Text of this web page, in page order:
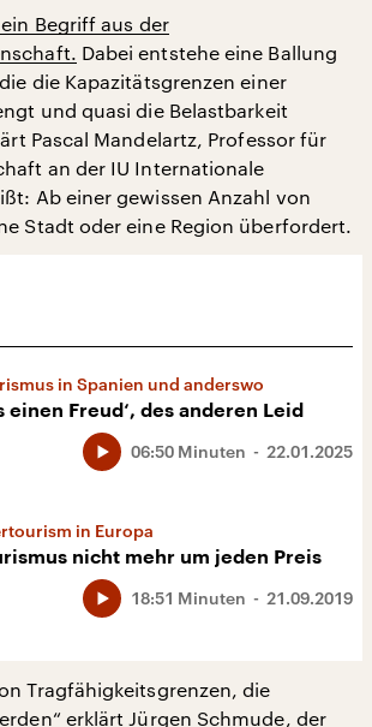
Begriff aus der
Dabei entstehe eine Ballung
die Kapazitätsgrenzen einer
und quasi die Belastbarkeit
Pascal Mandelartz, Professor für
an der IU Internationale
Ab einer gewissen Anzahl von
Stadt oder eine Region überfordert.
in Spanien und anderswo
einen Freud‘, des anderen Leid
22.01.2025
06:50 Minuten
in Europa
nicht mehr um jeden Preis
21.09.2019
18:51 Minuten
Tragfähigkeitsgrenzen, die
erklärt Jürgen Schmude, der